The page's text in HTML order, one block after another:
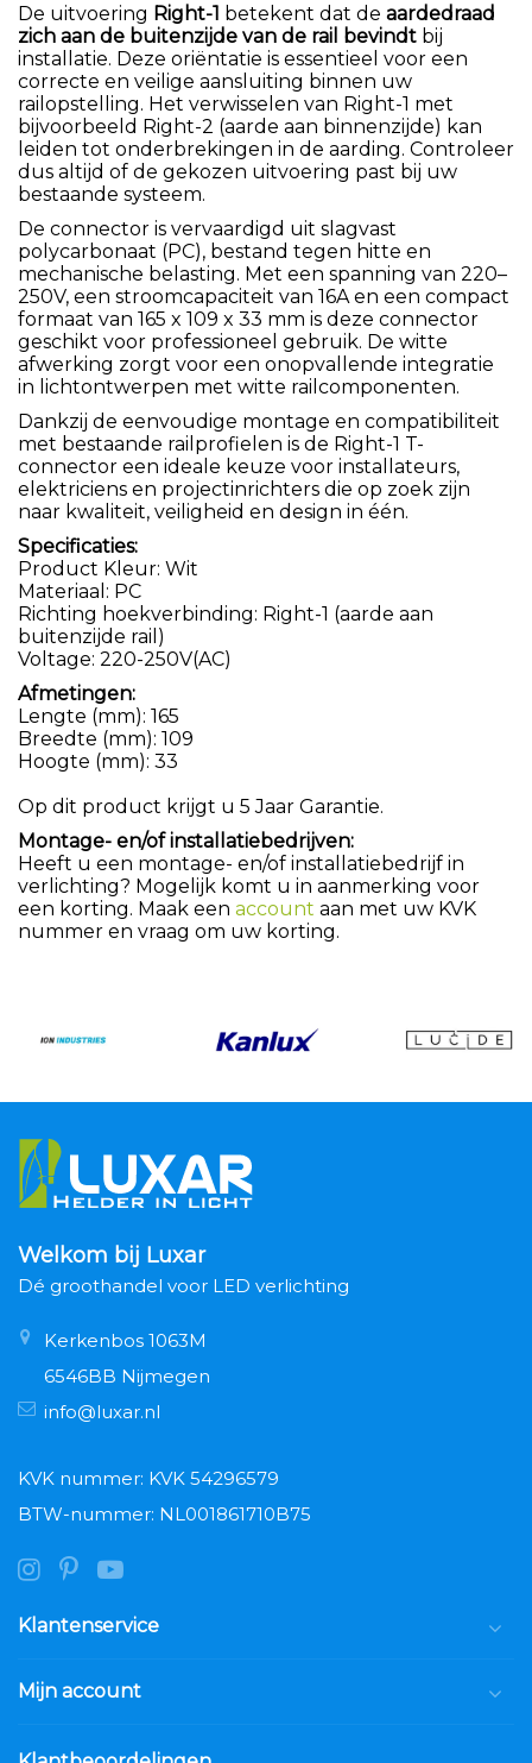
De uitvoering Right-1 betekent dat de aardedraad
zich aan de buitenzijde van de rail bevindt bij
installatie. Deze oriëntatie is essentieel voor een
correcte en veilige aansluiting binnen uw
railopstelling. Het verwisselen van Right-1 met
bijvoorbeeld Right-2 (aarde aan binnenzijde) kan
leiden tot onderbrekingen in de aarding. Controleer
dus altijd of de gekozen uitvoering past bij uw
bestaande systeem.
De connector is vervaardigd uit slagvast
polycarbonaat (PC), bestand tegen hitte en
mechanische belasting. Met een spanning van 220–
250V, een stroomcapaciteit van 16A en een compact
formaat van 165 x 109 x 33 mm is deze connector
geschikt voor professioneel gebruik. De witte
afwerking zorgt voor een onopvallende integratie
in lichtontwerpen met witte railcomponenten.
Dankzij de eenvoudige montage en compatibiliteit
met bestaande railprofielen is de Right-1 T-
connector een ideale keuze voor installateurs,
elektriciens en projectinrichters die op zoek zijn
naar kwaliteit, veiligheid en design in één.
Specificaties:
Product Kleur: Wit
Materiaal: PC
Richting hoekverbinding: Right-1 (aarde aan
buitenzijde rail)
Voltage: 220-250V(AC)
Afmetingen:
Lengte (mm): 165
Breedte (mm): 109
Hoogte (mm): 33
Op dit product krijgt u 5 Jaar Garantie.
Montage- en/of installatiebedrijven:
Heeft u een montage- en/of installatiebedrijf in
verlichting? Mogelijk komt u in aanmerking voor
een korting. Maak een account aan met uw KVK
nummer en vraag om uw korting.
Welkom bij Luxar
Dé groothandel voor LED verlichting
Kerkenbos 1063M
6546BB Nijmegen
info@luxar.nl
KVK nummer: KVK 54296579
BTW-nummer: NL001861710B75
Klantenservice
Mijn account